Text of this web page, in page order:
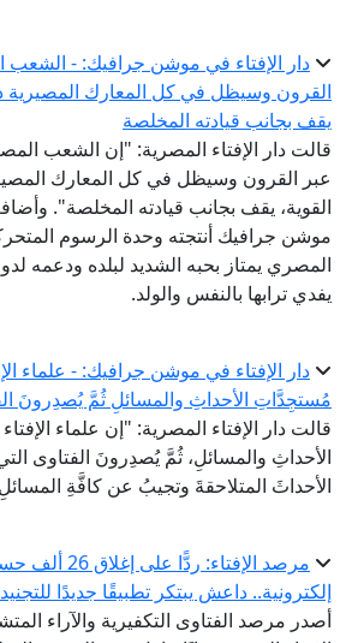
دار الإفتاء في موشن جرافيك: - الشعب
القرون وسيظل في كل المعارك المصيرية
يقف بجانب قيادته المخلصة
قالت دار الإفتاء المصرية: "إن الشعب
عبر القرون وسيظل في كل المعارك
القوية، يقف بجانب قيادته المخلصة".
موشن جرافيك أنتجته وحدة الرسوم
المصري يمتاز بحبه الشديد لبلده ودعمه
يفدي ترابها بالنفس والولد.
دار الإفتاء في موشن جرافيك: - علماء
مُستجِدَّاتِ الأحداثِ والمسائلِ ثُمَّ يُصدِرونَ
قالت دار الإفتاء المصرية: "إن علماء
الأحداثِ والمسائلِ، ثُمَّ يُصدِرونَ الفتاوى
الأحداثَ المتلاحقةَ وتجيبُ عن كافَّةِ
مرصد الإفتاء: ردًّا
إلكترونية.. داعش يبتكر تطبيقًا جديدًا
أصدر مرصد الفتاوى التكفيرية والآراء